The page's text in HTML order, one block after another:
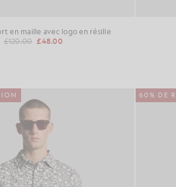
en maille avec logo en résille
£120.00 £48.00
60% DE